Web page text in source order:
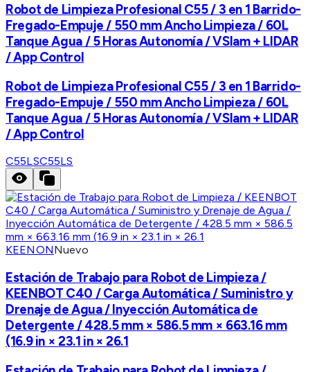
Robot de Limpieza Profesional C55 / 3 en 1 Barrido-
Fregado-Empuje / 550 mm Ancho Limpieza / 60L
Tanque Agua / 5 Horas Autonomía / VSlam + LIDAR
/ App Control
Robot de Limpieza Profesional C55 / 3 en 1 Barrido-
Fregado-Empuje / 550 mm Ancho Limpieza / 60L
Tanque Agua / 5 Horas Autonomía / VSlam + LIDAR
/ App Control
C55LSC55LS
KEENONNuevo
Estación de Trabajo para Robot de Limpieza /
KEENBOT C40 / Carga Automática / Suministro y
Drenaje de Agua / Inyección Automática de
Detergente / 428.5 mm × 586.5 mm × 663.16 mm
(16.9 in × 23.1 in × 26.1